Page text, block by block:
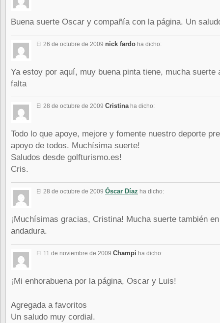
Buena suerte Oscar y compañía con la página. Un
El 26 de octubre de 2009 nick fardo ha dicho:
Ya estoy por aquí, muy buena pinta tiene, mucha suerte
falta
El 28 de octubre de 2009 Cristinaha dicho:
Todo lo que apoye, mejore y fomente nuestro deporte
apoyo de todos. Muchísima suerte!
Saludos desde golfturismo.es!
Cris.
El 28 de octubre de 2009 Óscar Díaz ha dicho:
¡Muchísimas gracias, Cristina! Mucha suerte también
andadura.
El 11 de noviembre de 2009 Champi ha dicho:
¡Mi enhorabuena por la página, Oscar y Luis!
Agregada a favoritos
Un saludo muy cordial.